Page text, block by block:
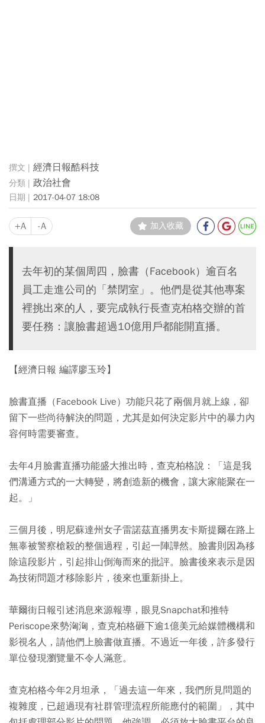
經濟日報酷科技
政治社會
2017-04-07 18:08
+A -A 加入收藏
去年初的某個周四，臉書（Facebook）逾百名
員工走進公司的「禁閉室」。他們是從其他專案
裡挑出來的人，要完成執行長查克柏格交辦的首
要任務：讓臉書超過10億用戶都能開直播。
【經濟日報 編譯廖玉玲】
臉書直播（Facebook Live）功能只花了兩個月就上線，卻
留下一些尚待解決的問題，尤其是如何決定影片中的暴力內
容何時需要審查。
去年4月臉書直播功能盛大推出時，查克柏格說：「這是我
們溝通方式的一大轉變，將創造新的機會，讓大家能聚在一
起。」
三個月後，明尼蘇達州女子雷諾茲直播男友卡斯提爾在路上
無辜被警察槍殺的整個過程，引起一陣譁然。臉書則因為移
除這段影片，引起排山倒海而來的批評。臉書後來表示是因
為技術問題才移除影片，後來也重新掛上。
華爾街日報引述消息來源報導，眼見Snapchat和推特
Periscope來勢洶洶，查克柏格砸下逾1億美元給媒體機構和
影視名人，請他們上臉書做直播。不過近一年後，許多發行
單位發現瀏覽量不令人滿意。
查克柏格今年2月坦承，「過去這一年來，我們所見問題的
複雜度，已超過現有社群管理流程所能應付的範圍」，其中